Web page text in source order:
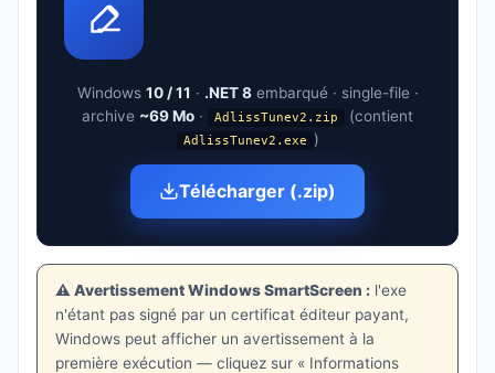
Windows 10 / 11 · .NET 8embarqué · single-file ·
archive ~69 Mo · AdlissTunev2.zip (contient
AdlissTunev2.exe )
Télécharger (.zip)
⚠️ Avertissement Windows SmartScreen : l'exe
n'étant pas signé par un certificat éditeur payant,
Windows peut afficher un avertissement à la
première exécution — cliquez sur « Informations